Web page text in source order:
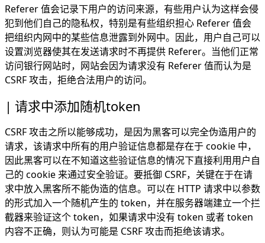
Referer 值会记录下用户的访问来源，有些用户认为这样会侵
犯到他们自己的隐私权，特别是有些组织担心 Referer 值会
把组织内网中的某些信息泄露到外网中。因此，用户自己可以
设置浏览器使其在发送请求时不再提供 Referer。当他们正常
访问银行网站时，网站会因为请求没有 Referer 值而认为是
CSRF 攻击，拒绝合法用户的访问。
请求中添加随机token
CSRF 攻击之所以能够成功，是因为黑客可以完全伪造用户的
请求，该请求中所有的用户验证信息都是存在于 cookie 中，
因此黑客可以在不知道这些验证信息的情况下直接利用用户自
己的 cookie 来通过安全验证。要抵御 CSRF，关键在于在请
求中放入黑客所不能伪造的信息。可以在 HTTP 请求中以参数
的形式加入一个随机产生的 token，并在服务器端建立一个拦
截器来验证这个 token，如果请求中没有 token 或者 token
内容不正确，则认为可能是 CSRF 攻击而拒绝该请求。